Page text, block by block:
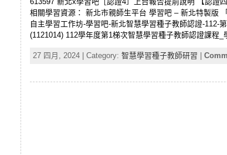
相關學習資源： 新北市親師生平台 學習吧 – 新北特製版
自主學習工作坊-學習吧-新北智慧學習種子教師認證-112-
(1121014) 112學年度第1梯次智慧學習種子教師認證課程
27 四月, 2024 | Category: 智慧學習種子教師研習